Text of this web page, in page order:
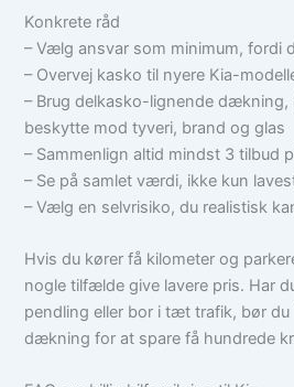
Konkrete råd
– Vælg ansvar som minimum, fordi
– Overvej kasko til nyere Kia-
– Brug delkasko-lignende
beskytte mod tyveri, brand og glas
– Sammenlign altid mindst 3 tilbud
– Se på samlet værdi, ikke kun
– Vælg en selvrisiko, du realistisk
Hvis du kører få kilometer og
nogle tilfælde give lavere pris. Har
pendling eller bor i tæt trafik, bør
dækning for at spare få hundrede